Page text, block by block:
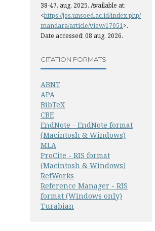
38-47, aug. 2025. Available at:
<https://jos.unsoed.ac.id/index.php/
mandara/article/view/17051>.
Date accessed: 08 aug. 2026.
CITATION FORMATS
ABNT
APA
BibTeX
CBE
EndNote - EndNote format
(Macintosh & Windows)
MLA
ProCite - RIS format
(Macintosh & Windows)
RefWorks
Reference Manager - RIS
format (Windows only)
Turabian